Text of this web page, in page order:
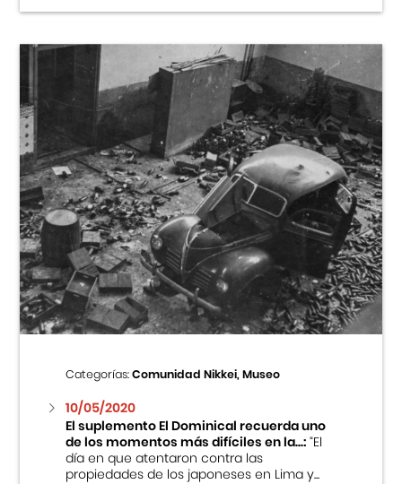
Categorías:Comunidad Nikkei, Museo
10/05/2020
El suplemento El Dominical recuerda uno
de los momentos más difíciles en la...:“El
día en que atentaron contra las
propiedades de los japoneses en Lima y...